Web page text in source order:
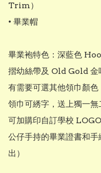
Trim）
• 畢業帽
畢業袍特色：深藍色
摺幼絲帶及 Old Gold 金
有需要可選其他領巾顏
領巾可綉字，送上獨一
可加購印自訂學校
公仔手持的畢業證書和
出）